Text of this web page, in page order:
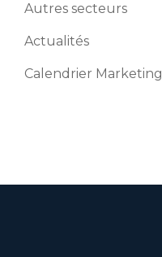
Autres secteurs
Actualités
Calendrier Marketing